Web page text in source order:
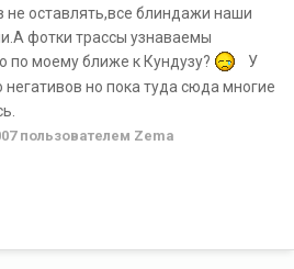
не оставлять,все блиндажи наши
фотки трассы узнаваемы
по моему ближе к Кундузу?
У
но пока туда сюда многие
пользователем Zema